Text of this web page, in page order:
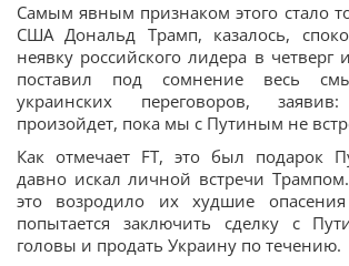
Самым явным признаком этого стало
США Дональд Трамп, казалось,
неявку российского лидера в
поставил под сомнение весь
украинских переговоров,
произойдет, пока мы с Путиным не
Как отмечает FT, это был подарок
давно искал личной встречи
это возродило их худшие
попытается заключить сделку с
головы и продать Украину по течению.